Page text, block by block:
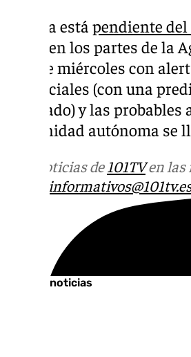
Málaga está pendiente
incluyen los partes de la
de este miércoles con
torrenciales (con una
cuadrado) y las
comunidad autónoma se
Más noticias de101TVen las
Últimas noticias